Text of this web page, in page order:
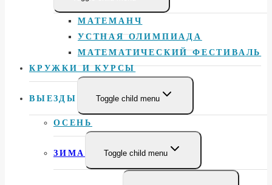
МАТЕМАНЧ
УСТНАЯ ОЛИМПИАДА
МАТЕМАТИЧЕСКИЙ ФЕСТИВАЛЬ
КРУЖКИ И КУРСЫ
ВЫЕЗДЫ Toggle child menu
ОСЕНЬ
ЗИМА Toggle child menu